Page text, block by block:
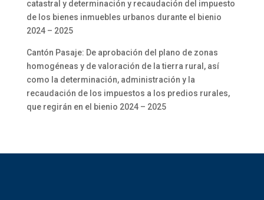
catastral y determinación y recaudación del impuesto
de los bienes inmuebles urbanos durante el bienio
2024 – 2025
Cantón Pasaje: De aprobación del plano de zonas
homogéneas y de valoración de la tierra rural, así
como la determinación, administración y la
recaudación de los impuestos a los predios rurales,
que regirán en el bienio 2024 – 2025